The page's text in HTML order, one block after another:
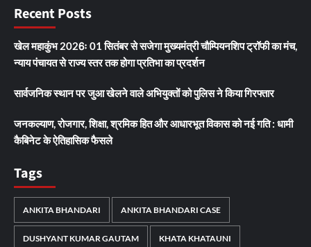
Recent Posts
खेल महाकुंभ 2026ः 01 सितंबर से सजेगा मुख्यमंत्री चौम्पियनशिप ट्रॉफी का मंच,
न्याय पंचायत से राज्य स्तर तक होगा प्रतिभा का प्रदर्शन
सार्वजनिक स्थान पर जुआ खेलने वाले अभियुक्तों को पुलिस ने किया गिरफ्तार
जनकल्याण, रोजगार, शिक्षा, श्रमिक हित और आधारभूत विकास को नई गति : धामी
कैबिनेट के ऐतिहासिक फैसले
Tags
ANKITA BHANDARI ANKITA BHANDARI CASE
DUSHYANT KUMAR GAUTAM KHATA KHATAUNI